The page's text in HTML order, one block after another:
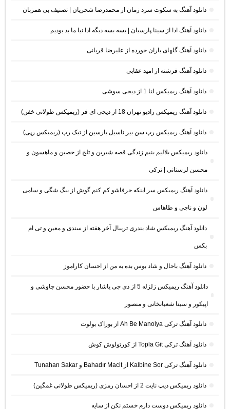
دانلود آهنگ به سکوت سرد زمان از محمدرضا شجریان | تصنیف بی همزبان
دانلود آهنگ ادا از سینا پارسیان | بسه بسه دیگه ادا نیا ما بد بودیم
دانلود آهنگ گلهای باران خورده از علیرضا قربانی
دانلود آهنگ فرشته از امید عقابی
دانلود آهنگ ریمیکس لنا 1 از دیجی سوشی
دانلود آهنگ ریمیکس رادیو تهران 18 از دیجی ای فر (ریمیکس طولانی خفن)
دانلود آهنگ ریمیکس رپ سن بیر ناسیل یارسین از تیک رپ (ریمیکس رپی)
دانلود ریمیکس بلالیم بنیم زندگی قصه شیرین و تلخ از حصین و ماهسون و
محسن لرستانی | ترکی
دانلود آهنگ ریمیکس سر اینکه حرفاشو کم کنم گوش از بیگ شگی و سامی
لون و ناجی و طاهاس
دانلود آهنگ ریمیکس شاد بندری تریبال آخر هفته از سندی و معین و تی ام
بکس
دانلود آهنگ باحال و شاد بوس بده به من از احسان کاراموز
دانلود آهنگ ریمیکس زلزله 5 از دی جی یاشار با حضور محسن چاوشی و
اپیکور و سینا شعبانخانی و منصور
دانلود آهنگ ترکی Ah Be Manolya از بوراک بولوت
دانلود آهنگ ترکی Topla Git از کورتولوش کوش
دانلود آهنگ ترکی Kalbine Sor از Bahadır Macit و Tunahan Sakar
دانلود ریمیکس دیپ نایت 2 از احسان رمزی (ریمیکس طولانی غمگین)
دانلود ریمیکس دوست دارم خستم نکن از سایه